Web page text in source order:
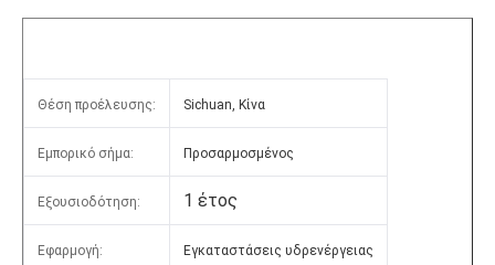
Θέση προέλευσης: Sichuan, Κίνα
Εμπορικό σήμα: Προσαρμοσμένος
Εξουσιοδότηση: 1 έτος
Εφαρμογή: Εγκαταστάσεις υδρενέργειας